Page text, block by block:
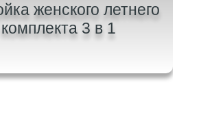
женского летнего
комплекта 3 в 1